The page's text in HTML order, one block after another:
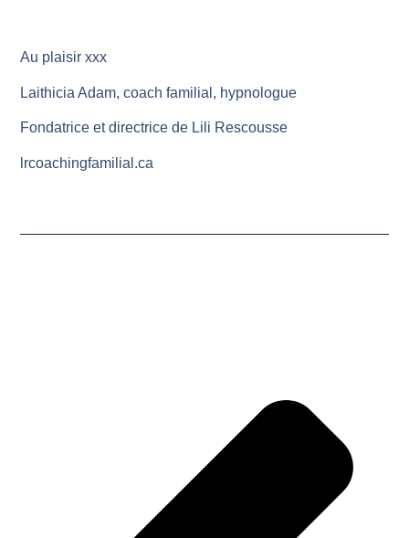
Au plaisir xxx
Laithicia Adam, coach familial, hypnologue
Fondatrice et directrice de Lili Rescousse
lrcoachingfamilial.ca